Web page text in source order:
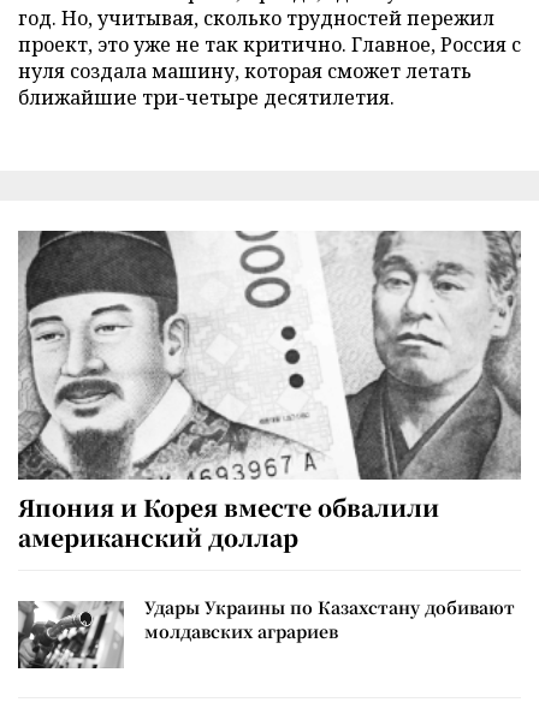
год. Но, учитывая, сколько трудностей пережил
проект, это уже не так критично. Главное, Россия с
нуля создала машину, которая сможет летать
ближайшие три-четыре десятилетия.
Япония и Корея вместе обвалили
американский доллар
Удары Украины по Казахстану добивают
молдавских аграриев